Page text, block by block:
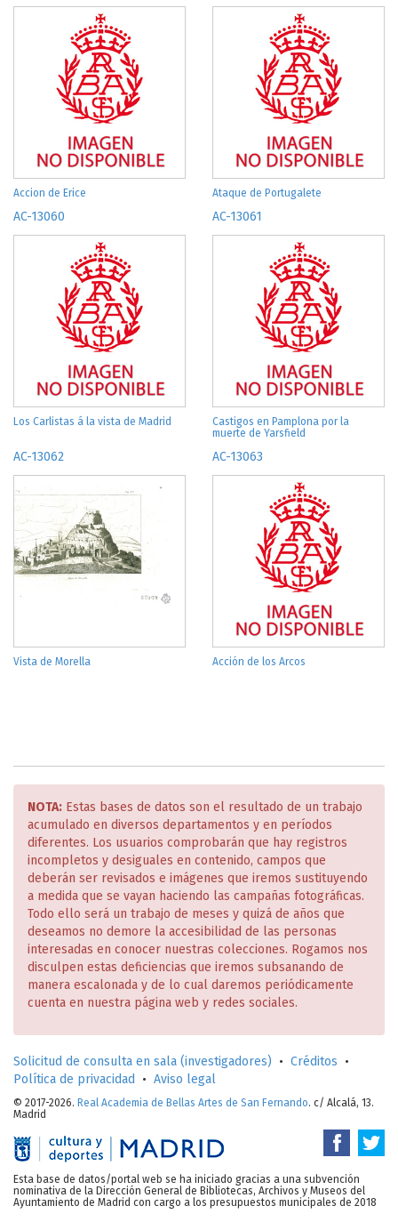
Accion de Erice Ataque de Portugalete
AC-13060
Los Carlistas á la vista de Madrid
AC-13061
Castigos en Pamplona por la
muerte de Yarsfield
AC-13062
Vista de Morella
AC-13063
Acción de los Arcos
NOTA: Estas bases de datos son el resultado de un trabajo
acumulado en diversos departamentos y en períodos
diferentes. Los usuarios comprobarán que hay registros
incompletos y desiguales en contenido, campos que
deberán ser revisados e imágenes que iremos sustituyendo
a medida que se vayan haciendo las campañas fotográficas.
Todo ello será un trabajo de meses y quizá de años que
deseamos no demore la accesibilidad de las personas
interesadas en conocer nuestras colecciones. Rogamos nos
disculpen estas deficiencias que iremos subsanando de
manera escalonada y de lo cual daremos periódicamente
cuenta en nuestra página web y redes sociales.
Solicitud de consulta en sala (investigadores) • Créditos •
Política de privacidad
• Aviso legal
© 2017-2026. Real Academia de Bellas Artes de San Fernando. c/ Alcalá, 13.
Madrid
Esta base de datos/portal web se ha iniciado gracias a una subvención
nominativa de la Dirección General de Bibliotecas, Archivos y Museos del
Ayuntamiento de Madrid con cargo a los presupuestos municipales de 2018